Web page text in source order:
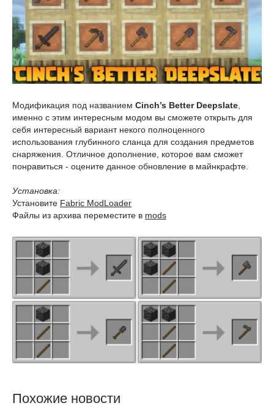
Модификация под названием Cinch’s Better Deepslate
именно с этим интересным модом вы сможете открыть для
себя интересный вариант некого полноценного
использования глубинного сланца для создания предметов
снаряжения. Отличное дополнение, которое вам сможет
понравиться - оцените данное обновление в майнкрафте.
Установка:
Установите Fabric ModLoader
Файлы из архива переместите в mods
Похожие новости